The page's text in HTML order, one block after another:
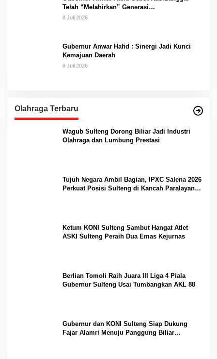
Telah “Melahirkan” Generasi…
8 Juli 2026
Gubernur Anwar Hafid : Sinergi Jadi Kunci
Kemajuan Daerah
8 Juli 2026
Olahraga Terbaru
Wagub Sulteng Dorong Biliar Jadi Industri
Olahraga dan Lumbung Prestasi
Tujuh Negara Ambil Bagian, IPXC Salena 2026
Perkuat Posisi Sulteng di Kancah Paralayang
Ketum KONI Sulteng Sambut Hangat Atlet
ASKI Sulteng Peraih Dua Emas Kejurnas
Berlian Tomoli Raih Juara III Liga 4 Piala
Gubernur Sulteng Usai Tumbangkan AKL 88
Gubernur dan KONI Sulteng Siap Dukung
Fajar Alamri Menuju Panggung Biliar